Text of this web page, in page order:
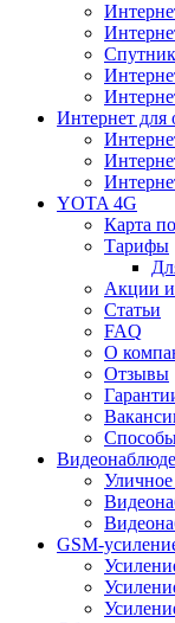
Интернет для
YOTA 4G
Карта
Тарифы
Акции
Статьи
FAQ
О
Отзывы
GSM-